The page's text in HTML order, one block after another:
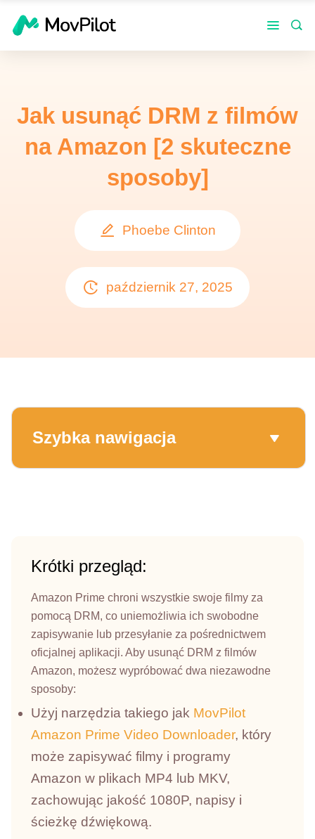
Jak usunąć DRM z filmów
na Amazon [2 skuteczne
sposoby]
Phoebe Clinton
październik 27, 2025
Szybka nawigacja
Krótki przegląd:
Amazon Prime chroni wszystkie swoje filmy za
pomocą DRM, co uniemożliwia ich swobodne
zapisywanie lub przesyłanie za pośrednictwem
oficjalnej aplikacji. Aby usunąć DRM z filmów
Amazon, możesz wypróbować dwa niezawodne
sposoby:
Użyj narzędzia takiego jak MovPilot
Amazon Prime Video Downloader, który
może zapisywać filmy i programy
Amazon w plikach MP4 lub MKV,
zachowując jakość 1080P, napisy i
ścieżkę dźwiękową.